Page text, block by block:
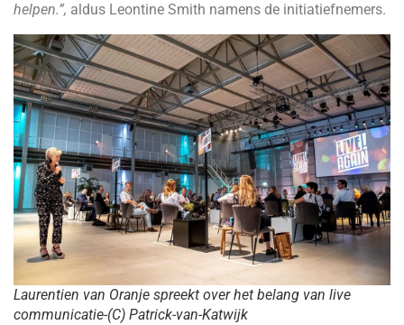
helpen.”, aldus Leontine Smith namens de initiatiefnemers.
Laurentien van Oranje spreekt over het belang van live
communicatie-(C) Patrick-van-Katwijk